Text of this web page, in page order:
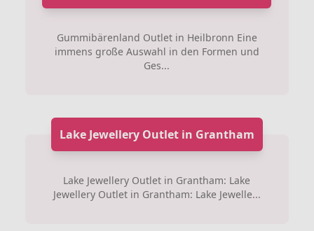
Gummibärenland Outlet in Heilbronn Eine
immens große Auswahl in den Formen und
Ges...
Lake Jewellery Outlet in Grantham
Lake Jewellery Outlet in Grantham: Lake
Jewellery Outlet in Grantham: Lake Jewelle...